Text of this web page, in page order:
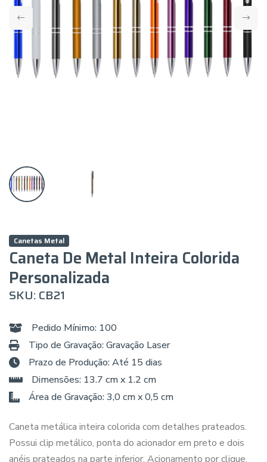
Canetas Metal
Caneta De Metal Inteira Colorida
Personalizada
SKU: CB21
Pedido Mínimo: 100
Tipo de Gravação: Gravação Laser
Prazo de Produção: Até 15 dias
Dimensões: 13.7 cm x 1.2 cm
Área de Gravação: 3,0 cm x 0,5 cm
Caneta metálica inteira colorida com detalhes prateados.
Possui clip metálico, ponta do acionador em preto e dois
anéis prateados na parte inferior. Acionamento por clique.